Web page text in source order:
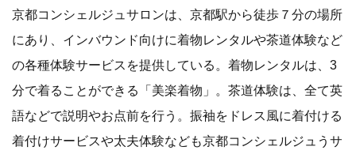
京都コンシェルジュサロンは、京都駅から徒歩７分の場所
にあり、インバウンド向けに着物レンタルや茶道体験など
の各種体験サービスを提供している。着物レンタルは、3
分で着ることができる「美楽着物」。茶道体験は、全て英
語などで説明やお点前を行う。振袖をドレス風に着付ける
着付けサービスや太夫体験なども京都コンシェルジュうサ